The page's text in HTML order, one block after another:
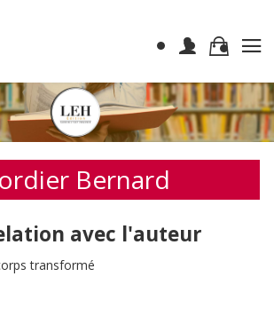
Bernard
avec l'auteur
transformé